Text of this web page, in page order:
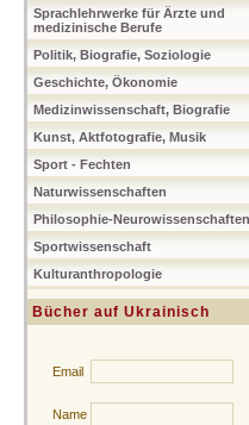
Sprachlehrwerke für Ärzte und
medizinische Berufe
Politik, Biografie, Soziologie
Geschichte, Ökonomie
Medizinwissenschaft, Biografie
Kunst, Aktfotografie, Musik
Sport - Fechten
Naturwissenschaften
Philosophie-Neurowissenschaften
Sportwissenschaft
Kulturanthropologie
Bücher auf Ukrainisch
Email
Name